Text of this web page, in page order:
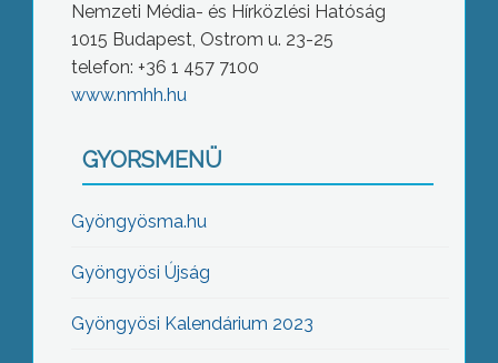
Nemzeti Média- és Hírközlési Hatóság
1015 Budapest, Ostrom u. 23-25
telefon: +36 1 457 7100
www.nmhh.hu
GYORSMENÜ
Gyöngyösma.hu
Gyöngyösi Újság
Gyöngyösi Kalendárium 2023